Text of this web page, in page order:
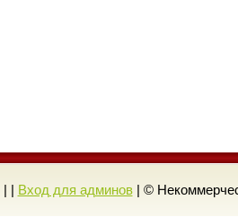
Вход для админов| ©